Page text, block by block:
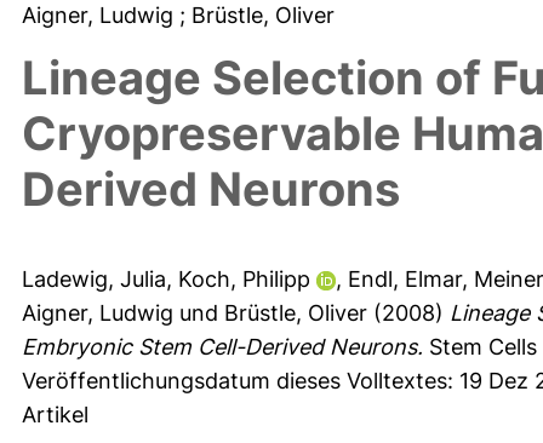
Aigner, Ludwig ; Brüstle, Oliver
Lineage Selection of
Cryopreservable
Derived Neurons
Ladewig, Julia, Koch, Philipp , Endl, Elmar,
Aigner, Ludwig und Brüstle, Oliver (2008) Lineage
Embryonic Stem Cell-Derived Neurons. Stem
Veröffentlichungsdatum dieses Volltextes: 19 Dez
Artikel